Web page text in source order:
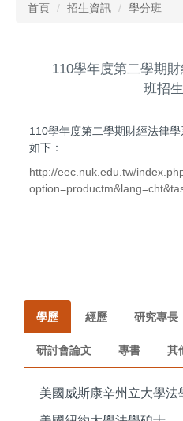
首頁 招生資訊 學分班
110學年度第二學期
班招
110學年度第二學期財經法律
如下：
http://eec.nuk.edu.tw/
學歷 經歷 研究專長
研討會論文 專書 其
美國威斯康辛州立大學法